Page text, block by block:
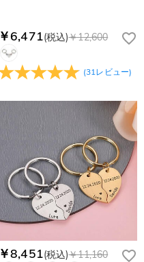
￥6,471(税込)￥12,600
(31レビュー)
￥8,451(税込)￥11,160